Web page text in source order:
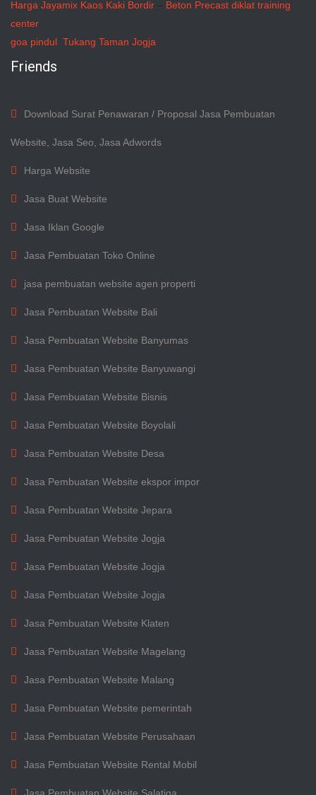
Harga Jayamix Kaos Kaki Bordir – Beton Precast diklat training
center
goa pindul Tukang Taman Jogja
Friends
Download Surat Penawaran / Proposal Jasa Pembuatan
Website, Jasa Seo, Jasa Adwords
Harga Website
Jasa Buat Website
Jasa Iklan Google
Jasa Pembuatan Toko Online
jasa pembuatan website agen properti
Jasa Pembuatan Website Bali
Jasa Pembuatan Website Banyumas
Jasa Pembuatan Website Banyuwangi
Jasa Pembuatan Website Bisnis
Jasa Pembuatan Website Boyolali
Jasa Pembuatan Website Desa
Jasa Pembuatan Website ekspor impor
Jasa Pembuatan Website Jepara
Jasa Pembuatan Website Jogja
Jasa Pembuatan Website Jogja
Jasa Pembuatan Website Jogja
Jasa Pembuatan Website Klaten
Jasa Pembuatan Website Magelang
Jasa Pembuatan Website Malang
Jasa Pembuatan Website pemerintah
Jasa Pembuatan Website Perusahaan
Jasa Pembuatan Website Rental Mobil